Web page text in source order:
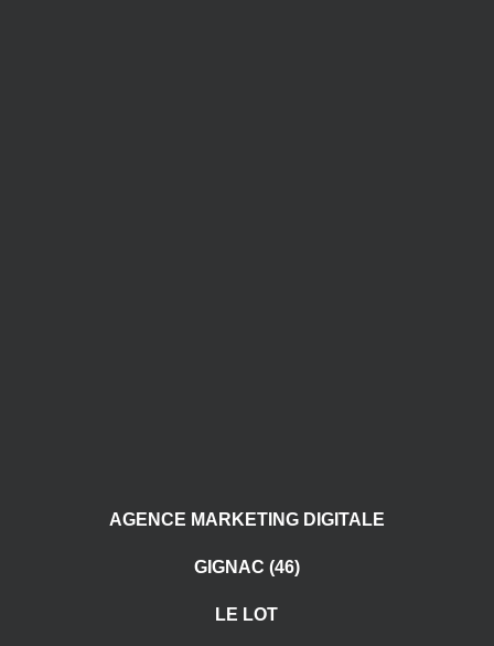
AGENCE MARKETING DIGITALE
GIGNAC (46)
LE LOT